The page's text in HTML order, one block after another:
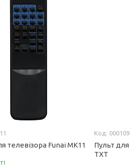
телевізора Funai MK11
000109
Пульт для
TXT